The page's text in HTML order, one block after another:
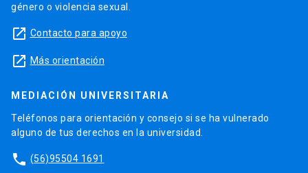
género o violencia sexual.
launch Contacto para apoyo
launch Más orientación
MEDIACIÓN UNIVERSITARIA
Teléfonos para orientación y consejo si se ha vulnerado
alguno de tus derechos en la universidad.
phone (56)95504 1691